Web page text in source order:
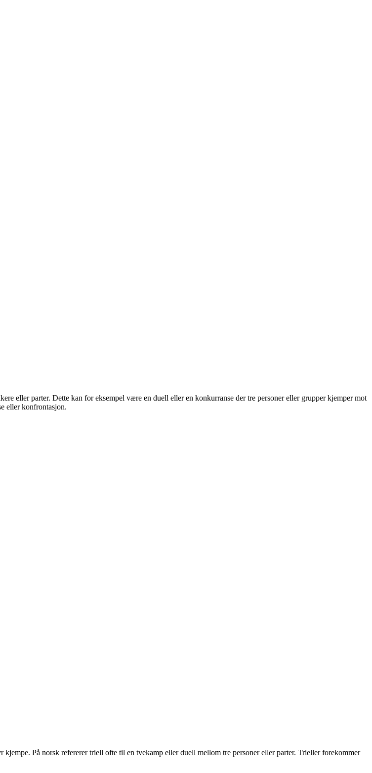
eller parter. Dette kan for eksempel være en duell eller en konkurranse der tre personer eller grupper kjemper mot
eller konfrontasjon.
På norsk refererer triell ofte til en tvekamp eller duell mellom tre personer eller parter. Trieller forekommer